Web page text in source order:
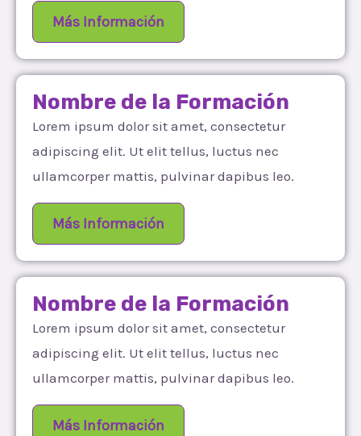
Más Información
Nombre de la Formación
Lorem ipsum dolor sit amet, consectetur
adipiscing elit. Ut elit tellus, luctus nec
ullamcorper mattis, pulvinar dapibus leo.
Más Información
Nombre de la Formación
Lorem ipsum dolor sit amet, consectetur
adipiscing elit. Ut elit tellus, luctus nec
ullamcorper mattis, pulvinar dapibus leo.
Más Información